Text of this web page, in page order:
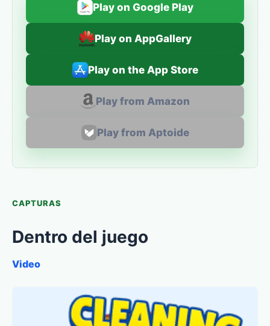
Play on Google Play
Play on AppGallery
Play on the App Store
Play from Amazon
Play from Aptoide
CAPTURAS
Dentro del juego
Video